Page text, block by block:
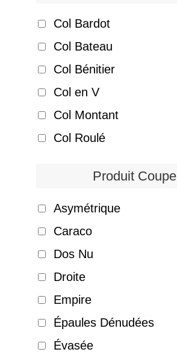
Col Bardot
Col Bateau
Col Bénitier
Col en V
Col Montant
Col Roulé
Produit Coupe
Asymétrique
Caraco
Dos Nu
Droite
Empire
Épaules Dénudées
Évasée